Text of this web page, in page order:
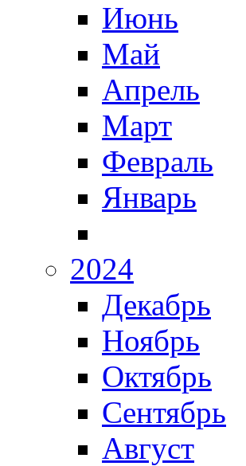
Июнь
Май
Апрель
Март
Февраль
Январь
2024
Декабрь
Ноябрь
Октябрь
Сентябрь
Август